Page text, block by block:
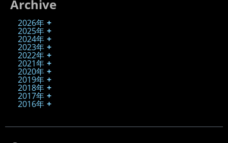
Archive
2026年
2025年
2024年
2023年
2022年
2021年
2020年
2019年
2018年
2017年
2016年